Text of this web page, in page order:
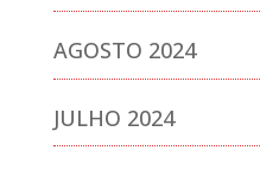
AGOSTO 2024
JULHO 2024